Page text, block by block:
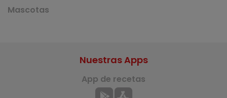
Mascotas
Nuestras Apps
App de recetas